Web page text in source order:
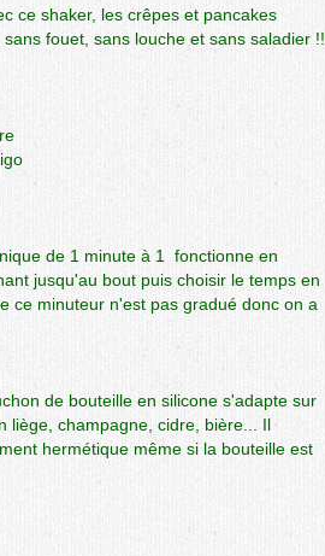
ce shaker, les crêpes et pancakes
fouet, sans louche et sans saladier !!
de 1 minute à 1 fonctionne en
jusqu'au bout puis choisir le temps en
ce minuteur n'est pas gradué donc on a
de bouteille en silicone s'adapte sur
liège, champagne, cidre, bière... Il
hermétique même si la bouteille est